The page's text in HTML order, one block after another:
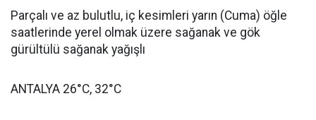
Parçalı ve az bulutlu, iç kesimleri yarın (Cuma) öğle
saatlerinde yerel olmak üzere sağanak ve gök
gürültülü sağanak yağışlı
ANTALYA 26°C, 32°C